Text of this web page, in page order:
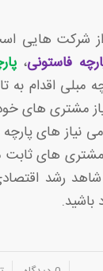
شرکت هایی
فاستونی،
مبلی اقدام به
مشتری های
نیاز های
های ثابت
شاهد رشد
باشید.